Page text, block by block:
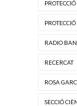
RADIO
RECERCAT
ROSA
SECCIÓ